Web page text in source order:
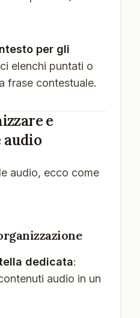
per gli
elenchi puntati o
frase contestuale.
e
audio, ecco come
dedicata:
audio in un